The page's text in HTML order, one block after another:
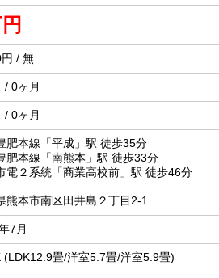
/ 無
/ 0ヶ月
/ 0ヶ月
肥本線「平成」駅 徒歩35分
肥本線「南熊本」駅 徒歩33分
電２系統「商業高校前」駅 徒歩46分
熊本市南区田井島２丁目2-1
7月
(LDK12.9畳/洋室5.7畳/洋室5.9畳)